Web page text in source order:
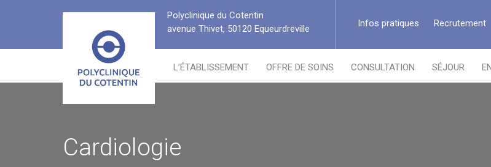
Polyclinique du Cotentin
avenue Thivet, 50120 Equeurdreville
Infos pratiques Recrutement
L’ÉTABLISSEMENT OFFRE DE SOINS CONSULTATION SÉJOUR
Cardiologie